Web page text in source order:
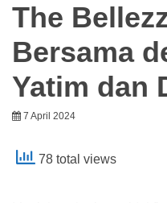
The
Bersama
Yatim dan
7 April 2024
78 total views